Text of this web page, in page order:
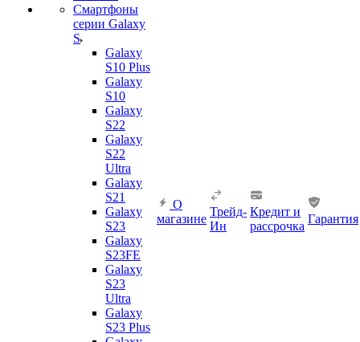
Смартфоны
серии Galaxy
S
Galaxy
S10 Plus
Galaxy
S10
Galaxy
S22
Galaxy
S22
Ultra
Galaxy
S21
Galaxy
S23
Galaxy
S23FE
Galaxy
S23
Ultra
Galaxy
S23 Plus
О
магазине
Трейд-
Ин
Кредит и
рассрочка
Гарантия